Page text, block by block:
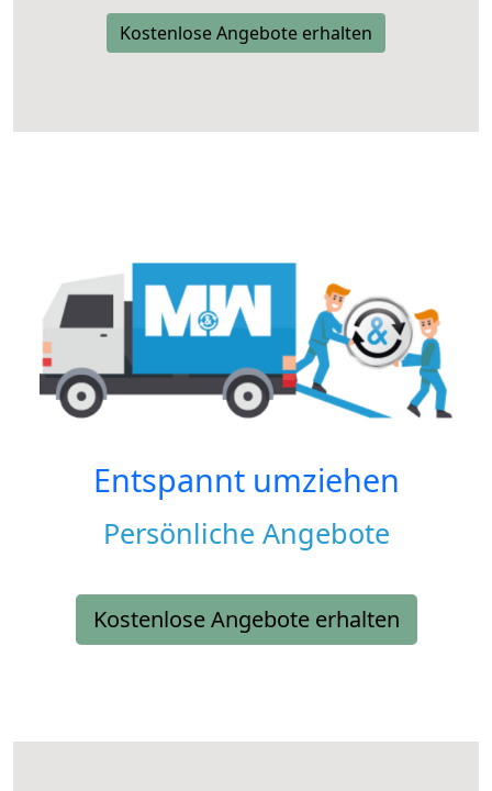
Kostenlose Angebote erhalten
Entspannt umziehen
Persönliche Angebote
Kostenlose Angebote erhalten